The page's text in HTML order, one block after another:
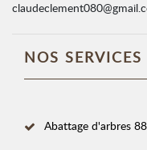
NOS SERVICES
Abattage d'arbres